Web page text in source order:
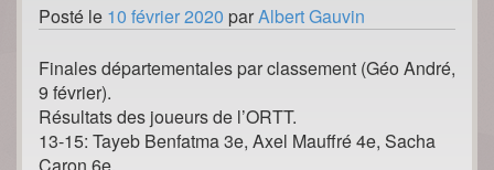
Posté le 10 février 2020 parAlbert Gauvin
Finales départementales par classement (Géo André,
9 février).
Résultats des joueurs de l’ORTT.
13-15: Tayeb Benfatma 3e, Axel Mauffré 4e, Sacha